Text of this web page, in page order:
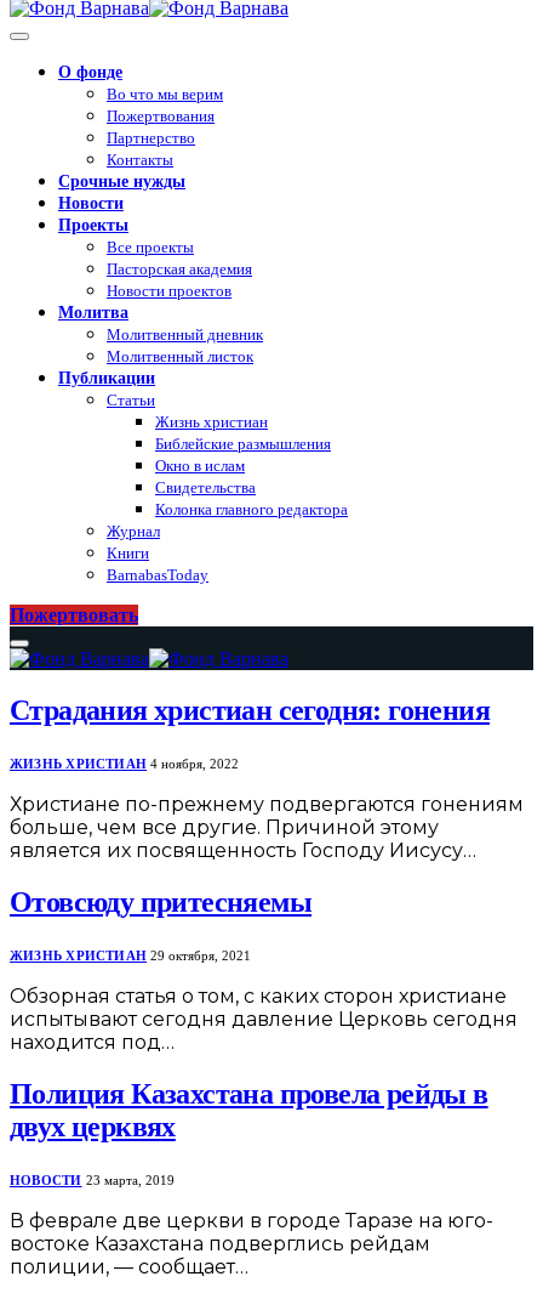
О фонде
Во что мы верим
Пожертвования
Партнерство
Контакты
Срочные нужды
Новости
Проекты
Все проекты
Пасторская академия
Новости проектов
Молитва
Молитвенный дневник
Молитвенный листок
Публикации
Статьи
Жизнь христиан
Библейские размышления
Окно в ислам
Свидетельства
Колонка главного редактора
Журнал
Книги
BarnabasToday
Пожертвовать
Страдания христиан сегодня: гонения
ЖИЗНЬ ХРИСТИАН 4 ноября, 2022
Христиане по-прежнему подвергаются гонениям
больше, чем все другие. Причиной этому
является их посвященность Господу Иисусу…
Отовсюду притесняемы
ЖИЗНЬ ХРИСТИАН 29 октября, 2021
Обзорная статья о том, с каких сторон христиане
испытывают сегодня давление Церковь сегодня
находится под…
Полиция Казахстана провела рейды в
двух церквях
НОВОСТИ 23 марта, 2019
В феврале две церкви в городе Таразе на юго-
востоке Казахстана подверглись рейдам
полиции, — сообщает…